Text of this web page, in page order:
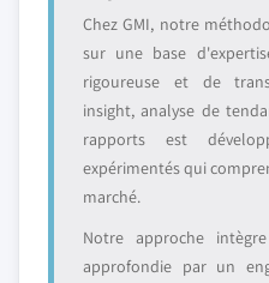
Chez GMI, notre
sur une base
rigoureuse et de
insight, analyse de
rapports est
expérimentés qui
marché.
Notre approche
approfondie par un